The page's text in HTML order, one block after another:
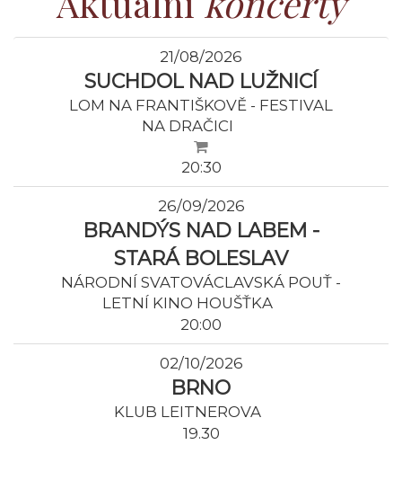
21/08/2026
SUCHDOL NAD LUŽNICÍ
LOM NA FRANTIŠKOVĚ - FESTIVAL
NA DRAČICI
20:30
26/09/2026
BRANDÝS NAD LABEM -
STARÁ BOLESLAV
NÁRODNÍ SVATOVÁCLAVSKÁ POUŤ -
LETNÍ KINO HOUŠŤKA
20:00
02/10/2026
BRNO
KLUB LEITNEROVA
19.30